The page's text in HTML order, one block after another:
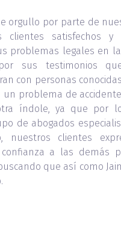
orgullo por parte de
clientes satisfechos y
problemas legales en
sus testimonios
con personas
un problema de
índole, ya que por
de abogados
nuestros clientes
confianza a las demás
que así como